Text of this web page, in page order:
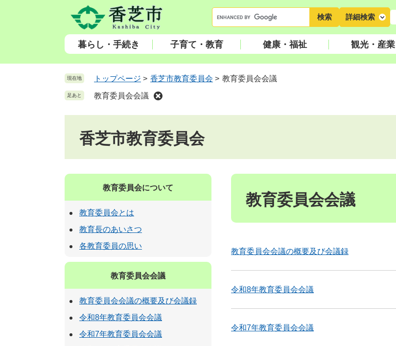
頭
飛
ー
ワ
ー
索
詳細検索
暮らし・手続き 子育て・教育 健康・福祉 観光・産業
現在地 トップページ > 香芝市教育委員会 > 教育委員会会議
足あと 教育委員会会議
香芝市教育委員会
本
教育委員会会議
教育委員会会議の概要及び会議録
令和8年教育委員会会議
令和7年教育委員会会議
教育委員会について
教育委員会とは
教育長のあいさつ
各教育委員の思い
教育委員会会議
教育委員会会議の概要及び会議録
令和8年教育委員会会議
令和7年教育委員会会議